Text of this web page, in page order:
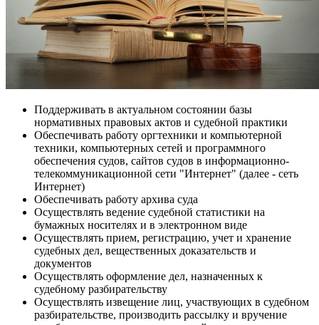
Поддерживать в актуальном состоянии базы
нормативных правовых актов и судебной практики
Обеспечивать работу оргтехники и компьютерной
техники, компьютерных сетей и программного
обеспечения судов, сайтов судов в информационно-
телекоммуникационной сети "Интернет" (далее - сеть
Интернет)
Обеспечивать работу архива суда
Осуществлять ведение судебной статистики на
бумажных носителях и в электронном виде
Осуществлять прием, регистрацию, учет и хранение
судебных дел, вещественных доказательств и
документов
Осуществлять оформление дел, назначенных к
судебному разбирательству
Осуществлять извещение лиц, участвующих в судебном
разбирательстве, производить рассылку и вручение